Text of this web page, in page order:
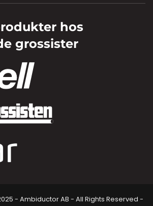
hos
grossister
- Ambiductor AB - All Rights Reserved -